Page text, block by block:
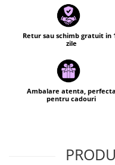
Retur sau schimb gratuit in
zile
Ambalare atenta, perfecta
pentru cadouri